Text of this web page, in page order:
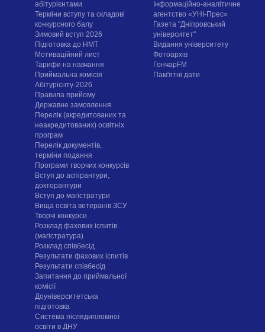
абітурієнтами
Терміни вступу та складові
конкурсного балу
Зимовий вступ 2026
Підготовка до НМТ
Мотиваційний лист
Тарифи на навчання
Приймальна комісія
Абітурієнту-2026
Правила прийому
Державне замовлення
Перелік (акредитованих та
неакредитованих) освітніх
програм
Перелік документів,
терміни подання
Програми творчих конкурсiв
Вступ до аспірантури,
докторантури
Вступ до магістратури
Вища освіта ветеранів ЗСУ
Творчі конкурси
Розклад фахових іспитів
(магістратура)
Розклад співбесід
Результати фахових іспитів
Результати співбесід
Запитання до приймальної
комісії
Доуніверситетська
підготовка
Система післядипломної
освіти в ДНУ
Інформаційно-аналітичне
агентство «УНІ-Прес»
Газета "Дніпровський
університет"
Видання університету
Фотоархів
ГончарFM
Пам'ятні дати